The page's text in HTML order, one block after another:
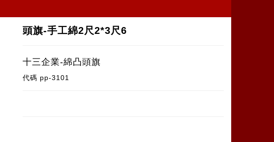
頭旗-手工綿2尺2*3尺6
十三企業-綿凸頭旗
代碼 pp-3101